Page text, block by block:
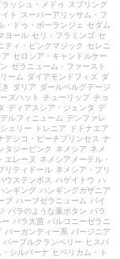
ラッシュ・メドゥ
スプリング
ト
スーパーアリッサム・フ
・ドゥ・ボーランジェ
セダム
ヨール セリ・フラミンゴ セ
ティ・ピンクマジック
セレニ
ア セロシア・キャンドルケー
ゼラニューム・ファースト
ーム ダイアモンドフィズ ダ
ダリア ダールベルグデージ
ズハット チューリップ チョ
ディアスシア・ジェンタ
デ
デルフィニューム デンファレ
ェリー トレニア
ドドナエア
デシコ・ピーチプリンセス ナ
タジーピンク ネメシア ネメ
エレーヌ
ネメシアメーテル・
リティドール ネメシア・プリ
ウステンボス ハゲイトウ ハ
ンギング ハンギングガザニア
ブ ハーブゼラニューム バイ
バラのような葉ボタン バラ
バラ大苗 バルコニーゼラニ
バーガンディー系 バージニア
パープルクランベリー
ヒスパ
・シルバーナ
ヒペリカム・ト